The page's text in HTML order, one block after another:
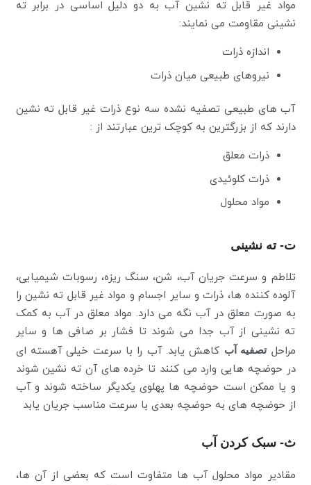
مواد غیر قابل ته نشین آب به دو دلیل اساسی در برابر ته
نشینی مقاومت می نمایند:
اندازه ذرات
نیروهای طبیعی میان ذرات
آب های طبیعی تصفیه نشده سه نوع ذرات غیر قابل ته نشین
دارند که از بزرگترین به کوچک ترین عبارتند از :
ذرات معلق
ذرات کلوئیدی
مواد محلول
ت- ته نشینی
تلاطم و سرعت جریان آب، شن، سنگ ریزه، رسوبات شیمیایی،
آلوده کننده ها، ذرات و سایر اجسام و مواد غیر قابل ته نشین را
به صورت معلق در آب نگه می دارد. مواد معلق در آب به کمک
ته نشینی از آب جدا می شوند تا فشار بر صافی ها و سایر
مراحلتصفیه آب کاهش یابد. آب را با سرعت خیلی آهسته ای
در حوضچه هایی وارد می کنند تا خرده های آن ته نشین شوند
و یا ممکن است حوضچه ها پهلوی یکدیگر ساخته شوند و آب
از حوضچه های به حوضچه بعدی با سرعت مناسب جریان یابد
ث- سبک کردن آب
مقادیر مواد محلول آب ها متفاوت است که بعضی از آن ها،